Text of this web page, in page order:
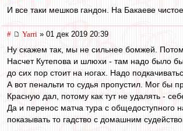
И все таки мешков гандон. На Бакаеве
# Yarri » 01 дек 2019 20:39
Ну скажем так, мы не сильнее бомжей.
Насчет Кутепова и шлюхи - там надо было
до сих пор стоит на ногах. Надо
А вот пенальти то судья пропустил. Мог бы
Красную дал, потому как тут не удалять -
Да и перенос матча тура с общедоступного
показывать то гадство с домашним